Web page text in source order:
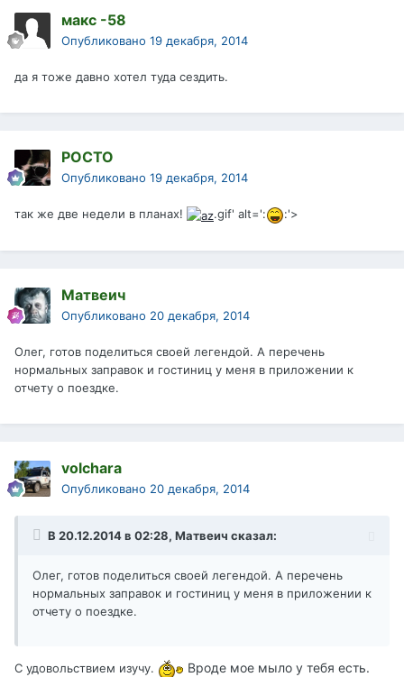
макс -58
Опубликовано 19 декабря, 2014
да я тоже давно хотел туда сездить.
РОСТО
Опубликовано 19 декабря, 2014
так же две недели в планах! .gif' alt=': :'>
Матвеич
Опубликовано 20 декабря, 2014
Олег, готов поделиться своей легендой. А перечень
нормальных заправок и гостиниц у меня в приложении к
отчету о поездке.
volchara
Опубликовано 20 декабря, 2014
В 20.12.2014 в 02:28, Матвеич сказал:
Олег, готов поделиться своей легендой. А перечень
нормальных заправок и гостиниц у меня в приложении к
отчету о поездке.
С удовольствием изучу. Вроде мое мыло у тебя есть.